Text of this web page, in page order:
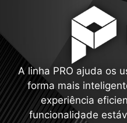
A linha PRO ajuda os
forma mais
experiência
funcionalidade